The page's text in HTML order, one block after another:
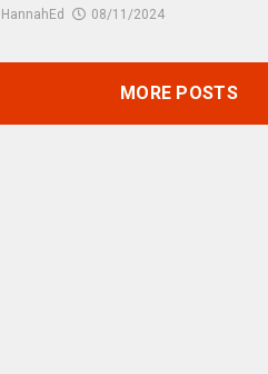
HannahEd 08/11/2024
MORE POSTS